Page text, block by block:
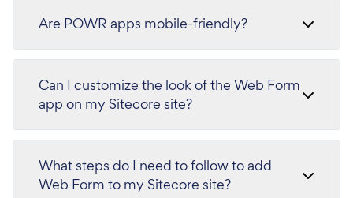
Are POWR apps mobile-friendly?
Can I customize the look of the Web Form
app on my Sitecore site?
What steps do I need to follow to add
Web Form to my Sitecore site?